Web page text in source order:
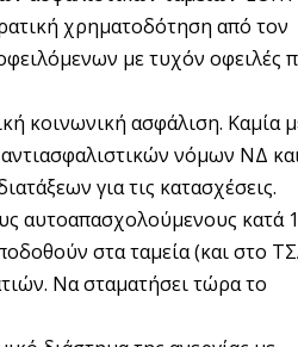
χρηματοδότηση από τον
με τυχόν οφειλές
κοινωνική ασφάλιση. Καμία
νόμων ΝΔ
για τις κατασχέσεις.
αυτοαπασχολούμενους κατά
στα ταμεία (και στο
Να σταματήσει τώρα το